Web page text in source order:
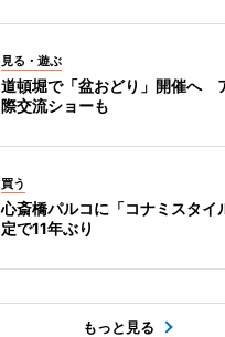
見る・遊ぶ
道頓堀で「盆おどり」開催へ
際交流ショーも
買う
心斎橋パルコに「コナミスタ
定で11年ぶり
もっと見る